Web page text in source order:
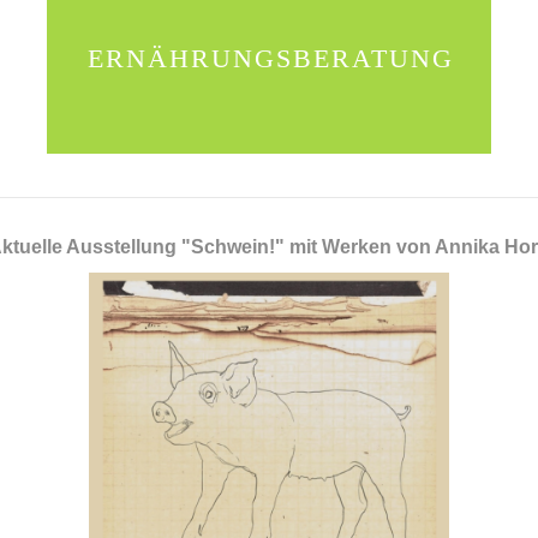
ERNÄHRUNGSBERATUNG
Ausstellung "Schwein!" mit Werken von Annika